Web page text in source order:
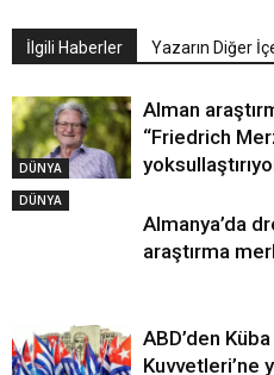
İlgili Haberler Yazarın Diğer
DÜNYA
Alman
“Friedrich
DÜNYA
Almanya’da
araştırma
ABD’den
Kuvvetleri’ne